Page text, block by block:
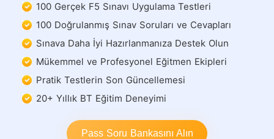
100 Gerçek F5 Sınavı Uygulama Testleri
100 Doğrulanmış Sınav Soruları ve Cevapları
Sınava Daha İyi Hazırlanmanıza Destek Olun
Mükemmel ve Profesyonel Eğitmen Ekipleri
Pratik Testlerin Son Güncellemesi
20+ Yıllık BT Eğitim Deneyimi
Pass Soru Bankasını Alın